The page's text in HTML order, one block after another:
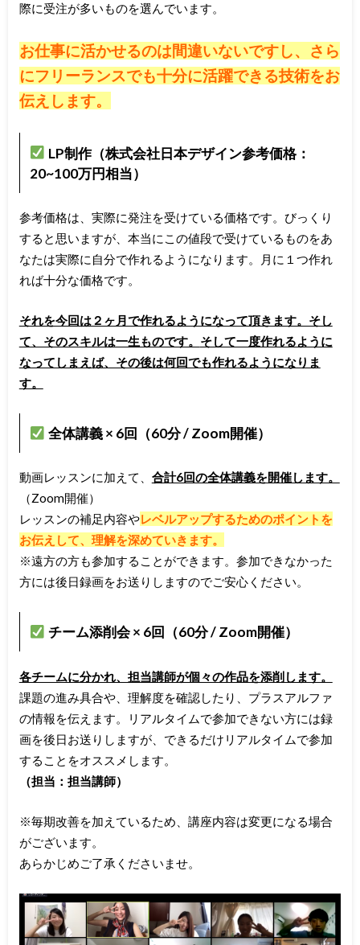
際に受注が多いものを選んでいます。
お仕事に活かせるのは間違いないですし、さら
にフリーランスでも十分に活躍できる技術をお
伝えします。
LP制作（株式会社日本デザイン参考価格：
20~100万円相当）
参考価格は、実際に発注を受けている価格です。びっくり
すると思いますが、本当にこの値段で受けているものをあ
なたは実際に自分で作れるようになります。月に１つ作れ
れば十分な価格です。
それを今回は２ヶ月で作れるようになって頂きます。そし
て、そのスキルは一生ものです。 そして一度作れるように
なってしまえば、その後は何回でも作れるようになりま
す。
全体講義 × 6回（60分 / Zoom開催）
動画レッスンに加えて、 合計6回の全体講義を開催します。
（Zoom開催）
レッスンの補足内容やレベルアップするためのポイントを
お伝えして、理解を深めていきます。
※遠方の方も参加することができます。参加できなかった
方には後日録画をお送りしますのでご安心ください。
チーム添削会 × 6回（60分 / Zoom開催）
各チームに分かれ、担当講師が個々の作品を添削します。
課題の進み具合や、理解度を確認したり、プラスアルファ
の情報を伝えます。リアルタイムで参加できない方には録
画を後日お送りしますが、できるだけリアルタイムで参加
することをオススメします。
（担当：担当講師）
※毎期改善を加えているため、講座内容は変更になる場合
がございます。
あらかじめご了承くださいませ。